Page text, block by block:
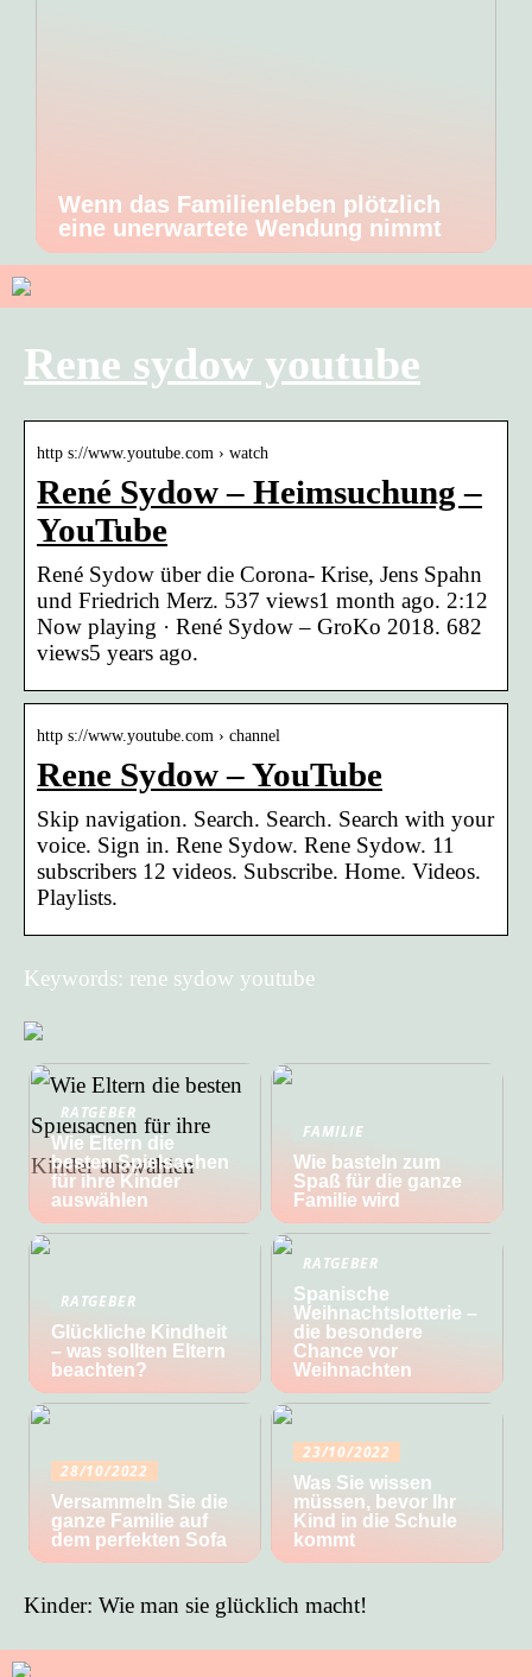
Wenn das Familienleben plötzlich
eine unerwartete Wendung nimmt
Rene sydow youtube
http s://www.youtube.com › watch
René Sydow – Heimsuchung –
YouTube
René Sydow über die Corona- Krise, Jens Spahn
und Friedrich Merz. 537 views1 month ago. 2:12
Now playing · René Sydow – GroKo 2018. 682
views5 years ago.
http s://www.youtube.com › channel
Rene Sydow – YouTube
Skip navigation. Search. Search. Search with your
voice. Sign in. Rene Sydow. Rene Sydow. 11
subscribers 12 videos. Subscribe. Home. Videos.
Playlists.
Keywords: rene sydow youtube
RATGEBER
Wie Eltern die
besten Spielsachen
für ihre Kinder
auswählen
FAMILIE
Wie basteln zum
Spaß für die ganze
Familie wird
RATGEBER
Glückliche Kindheit
– was sollten Eltern
beachten?
RATGEBER
Spanische
Weihnachtslotterie –
die besondere
Chance vor
Weihnachten
28/10/2022
Versammeln Sie die
ganze Familie auf
dem perfekten Sofa
23/10/2022
Was Sie wissen
müssen, bevor Ihr
Kind in die Schule
kommt
Kinder: Wie man sie glücklich macht!